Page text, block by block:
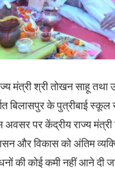
मंत्री श्री तोखन साहू
बिलासपुर के पुत्रीबाई स्कूल
अवसर पर केंद्रीय राज्य
और विकास को अंतिम
की कोई कमी नहीं आने दी